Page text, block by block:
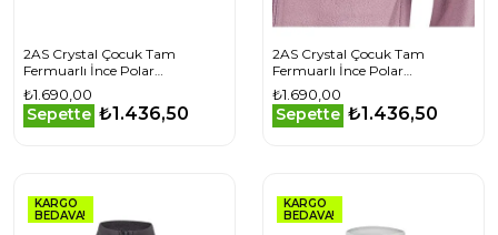
2AS Crystal Çocuk Tam
Fermuarlı İnce Polar
Sweatshirt
2ASCRYMFBFW2415Q
₺1.690,00
Sepette ₺1.436,50
2AS Crystal Çocuk Tam
Fermuarlı İnce Polar
Sweatshirt
2ASCRYMFBFW24615
₺1.690,00
Sepette ₺1.436,50
KARGO
BEDAVA!
KARGO
BEDAVA!